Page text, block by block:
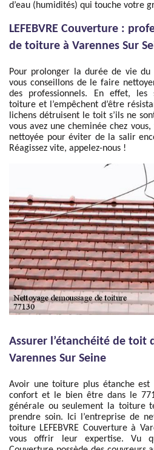
d’eau (humidités) qui touche votre
LEFEBVRE Couverture :
de toiture à Varennes Sur
Pour prolonger la durée de vie
vous conseillons de le faire
des professionnels. En effet, les
toiture et l’empêchent d’être
lichens détruisent le toit s’ils ne
vous avez une cheminée chez
nettoyée pour éviter de la salir
Réagissez vite, appelez-nous !
Assurer l’étanchéité de toit
Varennes Sur Seine
Avoir une toiture plus étanche
confort et le bien être dans le
générale ou seulement la toiture
prendre soin. Ici l’entreprise de
toiture LEFEBVRE Couverture à
vous offrir leur expertise. Vu